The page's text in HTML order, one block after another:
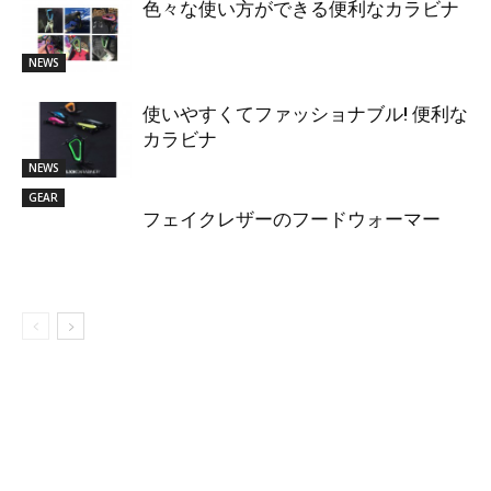
NEWS
色々な使い方ができる便利なカラビナ
NEWS
使いやすくてファッショナブル! 便利な
カラビナ
GEAR
フェイクレザーのフードウォーマー